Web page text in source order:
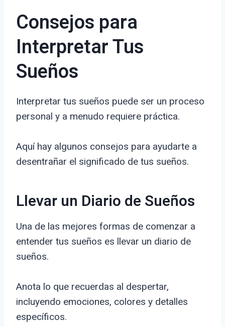
Consejos para
Interpretar Tus
Sueños
Interpretar tus sueños puede ser un proceso
personal y a menudo requiere práctica.
Aquí hay algunos consejos para ayudarte a
desentrañar el significado de tus sueños.
Llevar un Diario de Sueños
Una de las mejores formas de comenzar a
entender tus sueños es llevar un diario de
sueños.
Anota lo que recuerdas al despertar,
incluyendo emociones, colores y detalles
específicos.